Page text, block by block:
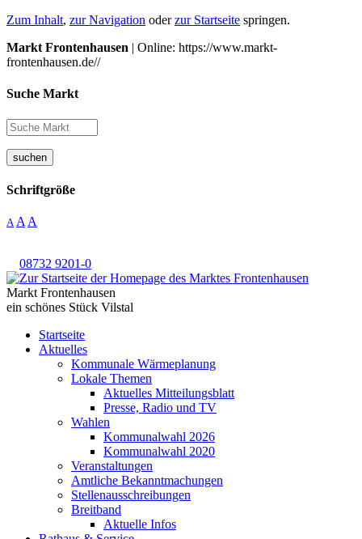
Zum Inhalt, zur Navigation oderzur Startseite springen.
Markt Frontenhausen | Online: https://www.markt-
frontenhausen.de//
Suche Markt
suchen
Schriftgröße
A A A
08732 9201-0
Markt Frontenhausen
ein schönes Stück Vilstal
Startseite
Aktuelles
Kommunale Wärmeplanung
Lokale Themen
Aktuelles Mitteilungsblatt
Presse, Radio und TV
Wahlen
Kommunalwahl 2026
Kommunalwahl 2020
Veranstaltungen
Amtliche Bekanntmachungen
Stellenausschreibungen
Breitband
Aktuelle Infos